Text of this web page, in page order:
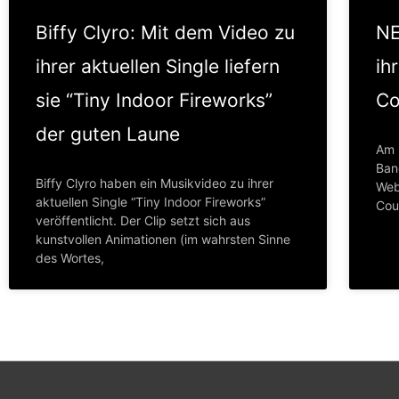
Biffy Clyro: Mit dem Video zu
ihrer aktuellen Single liefern
sie “Tiny Indoor Fireworks”
der guten Laune
Biffy Clyro haben ein Musikvideo zu ihrer
aktuellen Single “Tiny Indoor Fireworks”
veröffentlicht. Der Clip setzt sich aus
kunstvollen Animationen (im wahrsten Sinne
des Wortes,
Am